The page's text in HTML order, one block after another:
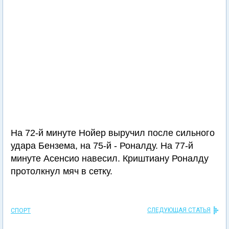
На 72-й минуте Нойер выручил после сильного
удара Бензема, на 75-й - Роналду. На 77-й
минуте Асенсио навесил. Криштиану Роналду
протолкнул мяч в сетку.
СПОРТ СЛЕДУЮЩАЯ СТАТЬЯ